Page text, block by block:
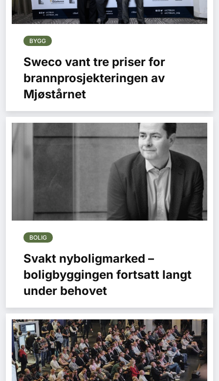
BYGG
Sweco vant tre priser for
brannprosjekteringen av
Mjøstårnet
BOLIG
Svakt nyboligmarked –
boligbyggingen fortsatt langt
under behovet